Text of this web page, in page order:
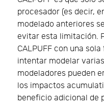
procesador (es decir,
modelado anteriores
evitar esta limitación.
CALPUFF con una
intentar modelar
modeladores pueden
los impactos
beneficio adicional de